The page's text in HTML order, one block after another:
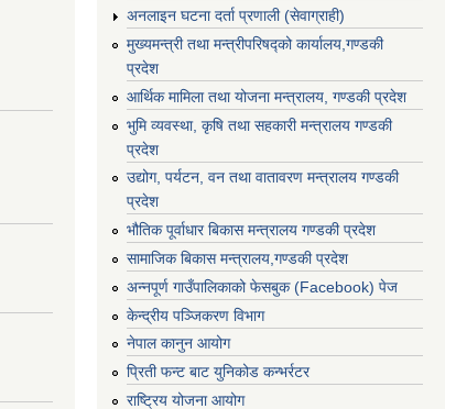
अनलाइन घटना दर्ता प्रणाली (सेवाग्राही)
मुख्यमन्त्री तथा मन्त्रीपरिषद्को कार्यालय,गण्डकी
प्रदेश
आर्थिक मामिला तथा योजना मन्त्रालय, गण्डकी प्रदेश
भुमि व्यवस्था, कृषि तथा सहकारी मन्त्रालय गण्डकी
प्रदेश
उद्योग, पर्यटन, वन तथा वातावरण मन्त्रालय गण्डकी
प्रदेश
भौतिक पूर्वाधार बिकास मन्त्रालय गण्डकी प्रदेश
सामाजिक बिकास मन्त्रालय,गण्डकी प्रदेश
अन्नपूर्ण गाउँपालिकाको फेसबुक (Facebook) पेज
केन्द्रीय पञ्जिकरण विभाग
नेपाल कानुन आयोग
प्रिती फन्ट बाट युनिकोड कन्भर्रटर
राष्ट्रिय योजना आयोग